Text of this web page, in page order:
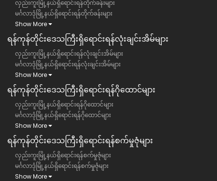
လှည်းကူးမြို့နယ်ရှိရောင်းရန်တိုက်ခန်းများ
မင်္ဂလာဒုံမြို့နယ်ရှိရောင်းရန်တိုက်ခန်းများ
Show More
ရန်ကုန်တိုင်းဒေသကြီး​ရှိရောင်းရန်လုံးချင်းအိမ်များ
လှည်းကူးမြို့နယ်ရှိရောင်းရန်လုံးချင်းအိမ်များ
မင်္ဂလာဒုံမြို့နယ်ရှိရောင်းရန်လုံးချင်းအိမ်များ
Show More
ရန်ကုန်တိုင်းဒေသကြီး​ရှိရောင်းရန်ဂိုထောင်များ
လှည်းကူးမြို့နယ်ရှိရောင်းရန်ဂိုထောင်များ
မင်္ဂလာဒုံမြို့နယ်ရှိရောင်းရန်ဂိုထောင်များ
Show More
ရန်ကုန်တိုင်းဒေသကြီး​ရှိရောင်းရန်စက်မှုဇုံများ
လှည်းကူးမြို့နယ်ရှိရောင်းရန်စက်မှုဇုံများ
မင်္ဂလာဒုံမြို့နယ်ရှိရောင်းရန်စက်မှုဇုံများ
Show More